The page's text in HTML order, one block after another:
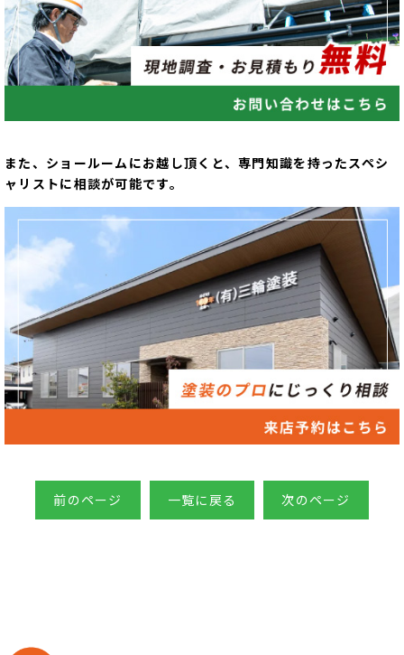
また、ショールームにお越し頂くと、専門知識を持ったスペシ
ャリストに相談が可能です。
前のページ 一覧に戻る 次のページ